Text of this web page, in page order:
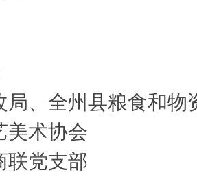
局、全州县粮食和物
美术协会
联党支部